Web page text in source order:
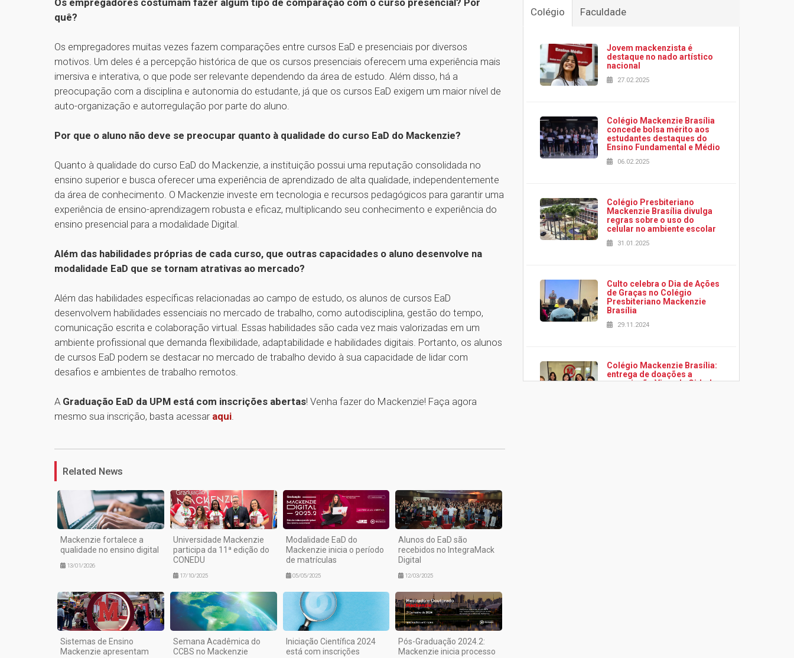
Os empregadores costumam fazer algum tipo de comparação com o curso presencial? Por
quê?
Os empregadores muitas vezes fazem comparações entre cursos EaD e presenciais por diversos
motivos. Um deles é a percepção histórica de que os cursos presenciais oferecem uma experiência mais
imersiva e interativa, o que pode ser relevante dependendo da área de estudo. Além disso, há a
preocupação com a disciplina e autonomia do estudante, já que os cursos EaD exigem um maior nível de
auto-organização e autorregulação por parte do aluno.
Por que o aluno não deve se preocupar quanto à qualidade do curso EaD do Mackenzie?
Quanto à qualidade do curso EaD do Mackenzie, a instituição possui uma reputação consolidada no
ensino superior e busca oferecer uma experiência de aprendizado de alta qualidade, independentemente
da área de conhecimento. O Mackenzie investe em tecnologia e recursos pedagógicos para garantir uma
experiência de ensino-aprendizagem robusta e eficaz, multiplicando seu conhecimento e experiência do
ensino presencial para a modalidade Digital.
Além das habilidades próprias de cada curso, que outras capacidades o aluno desenvolve na
modalidade EaD que se tornam atrativas ao mercado?
Além das habilidades específicas relacionadas ao campo de estudo, os alunos de cursos EaD
desenvolvem habilidades essenciais no mercado de trabalho, como autodisciplina, gestão do tempo,
comunicação escrita e colaboração virtual. Essas habilidades são cada vez mais valorizadas em um
ambiente profissional que demanda flexibilidade, adaptabilidade e habilidades digitais. Portanto, os alunos
de cursos EaD podem se destacar no mercado de trabalho devido à sua capacidade de lidar com
desafios e ambientes de trabalho remotos.
A Graduação EaD da UPM está com inscrições abertas! Venha fazer do Mackenzie! Faça agora
mesmo sua inscrição, basta acessar aqui.
Related News
Mackenzie fortalece a
qualidade no ensino digital
13/01/2026
Universidade Mackenzie
participa da 11ª edição do
CONEDU
17/10/2025
Modalidade EaD do
Mackenzie inicia o período
de matrículas
05/05/2025
Alunos do EaD são
recebidos no IntegraMack
Digital
12/03/2025
Sistemas de Ensino
Mackenzie apresentam
Semana Acadêmica do
CCBS no Mackenzie
Iniciação Científica 2024
está com inscrições
Pós-Graduação 2024.2:
Mackenzie inicia processo
Colégio Faculdade
Jovem mackenzista é
destaque no nado artístico
nacional
27.02.2025
Colégio Mackenzie Brasília
concede bolsa mérito aos
estudantes destaques do
Ensino Fundamental e Médio
06.02.2025
Colégio Presbiteriano
Mackenzie Brasília divulga
regras sobre o uso do
celular no ambiente escolar
31.01.2025
Culto celebra o Dia de Ações
de Graças no Colégio
Presbiteriano Mackenzie
Brasília
29.11.2024
Colégio Mackenzie Brasília:
entrega de doações a
associação Viver da Cidade